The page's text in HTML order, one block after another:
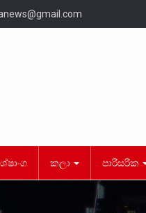
කලා පාරිසරික